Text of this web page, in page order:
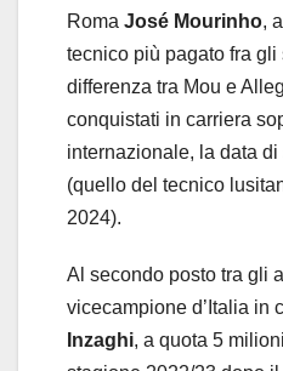
Roma José Mourinho,
tecnico più pagato fra gli
differenza tra Mou e
conquistati in carriera
internazionale, la data
(quello del tecnico
2024).
Al secondo posto tra gli
vicecampione d’Italia in
Inzaghi, a quota 5